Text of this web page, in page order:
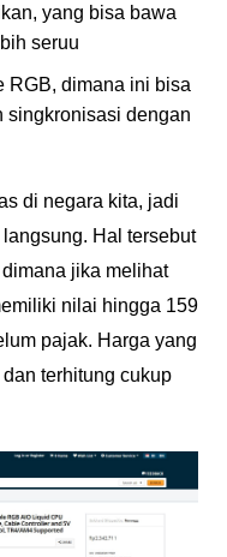
yang bisa bawa
seruu
RGB, dimana ini bisa
singkronisasi dengan
di negara kita, jadi
Hal tersebut
jika melihat
nilai hingga 159
pajak. Harga yang
terhitung cukup